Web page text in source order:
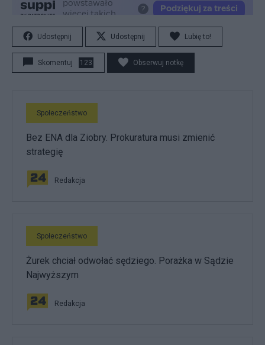
Udostępnij Udostępnij Lubię to!
Skomentuj 123 Obserwuj notkę
Społeczeństwo
Bez ENA dla Ziobry. Prokuratura musi zmienić
strategię
Redakcja
Społeczeństwo
Żurek chciał odwołać sędziego. Porażka w Sądzie
Najwyższym
Redakcja